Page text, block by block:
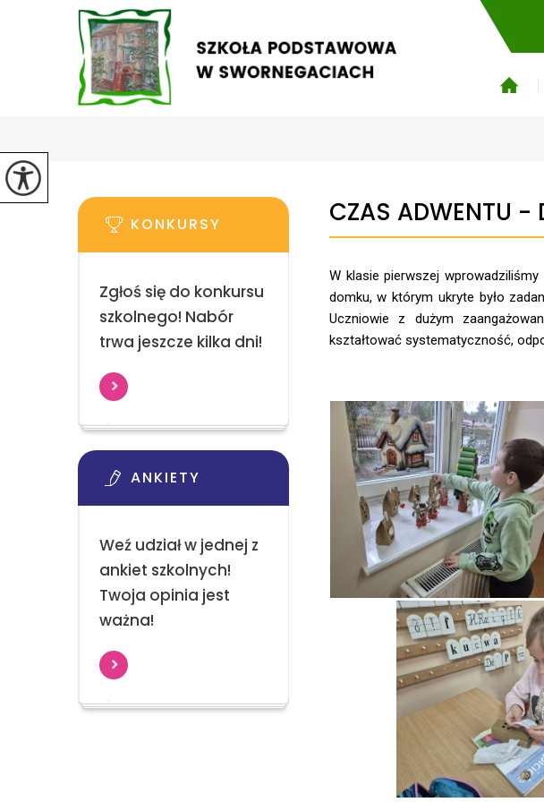
CZAS ADWENTU -
W klasie pierwszej
domku, w którym ukryte było
Uczniowie z dużym
kształtować systematyczność,
KONKURSY
Zgłoś się do konkursu
szkolnego! Nabór
trwa jeszcze kilka dni!
ANKIETY
Weź udział w jednej z
ankiet szkolnych!
Twoja opinia jest
ważna!